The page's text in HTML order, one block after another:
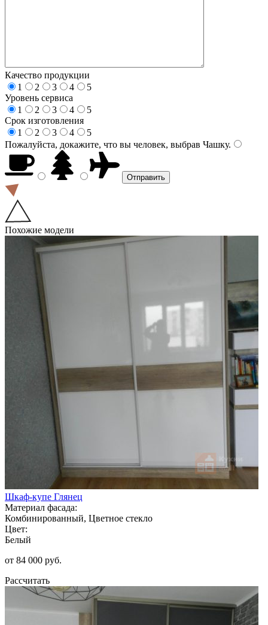
Качество продукции
1
2 3 4
5
Уровень сервиса
1
2 3 4
5
Срок изготовления
1
2 3 4
5
Пожалуйста, докажите, что вы человек, выбрав Чашку.
Похожие модели
Шкаф-купе Глянец
Материал фасада:
Комбинированный, Цветное стекло
Цвет:
Белый
от 84 000 руб.
Рассчитать